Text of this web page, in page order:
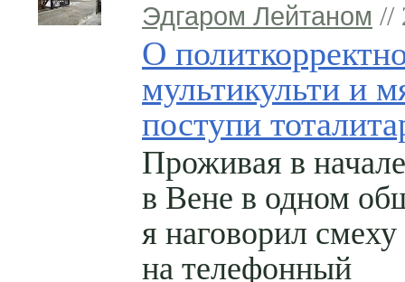
Эдгаром Лейтаном //
О
мультикульти и
поступи
Проживая в
в Вене в одном
я наговорил
на телефонный